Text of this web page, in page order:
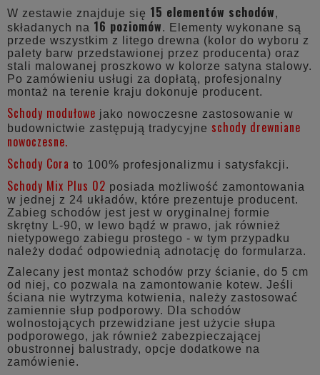
W zestawie znajduje się 15 elementów schodów,
składanych na 16 poziomów. Elementy wykonane są
przede wszystkim z litego drewna (kolor do wyboru z
palety barw przedstawionej przez producenta) oraz
stali malowanej proszkowo w kolorze satyna stalowy.
Po zamówieniu usługi za dopłatą, profesjonalny
montaż na terenie kraju dokonuje producent.
Schody modułowe jako nowoczesne zastosowanie w
budownictwie zastępują tradycyjne schody drewniane
nowoczesne.
Schody Cora to 100% profesjonalizmu i satysfakcji.
Schody Mix Plus 02 posiada możliwość zamontowania
w jednej z 24 układów, które prezentuje producent.
Zabieg schodów jest jest w oryginalnej formie
skrętny L-90, w lewo bądź w prawo, jak również
nietypowego zabiegu prostego - w tym przypadku
należy dodać odpowiednią adnotację do formularza.
Zalecany jest montaż schodów przy ścianie, do 5 cm
od niej, co pozwala na zamontowanie kotew. Jeśli
ściana nie wytrzyma kotwienia, należy zastosować
zamiennie słup podporowy. Dla schodów
wolnostojących przewidziane jest użycie słupa
podporowego, jak również zabezpieczającej
obustronnej balustrady, opcje dodatkowe na
zamówienie.